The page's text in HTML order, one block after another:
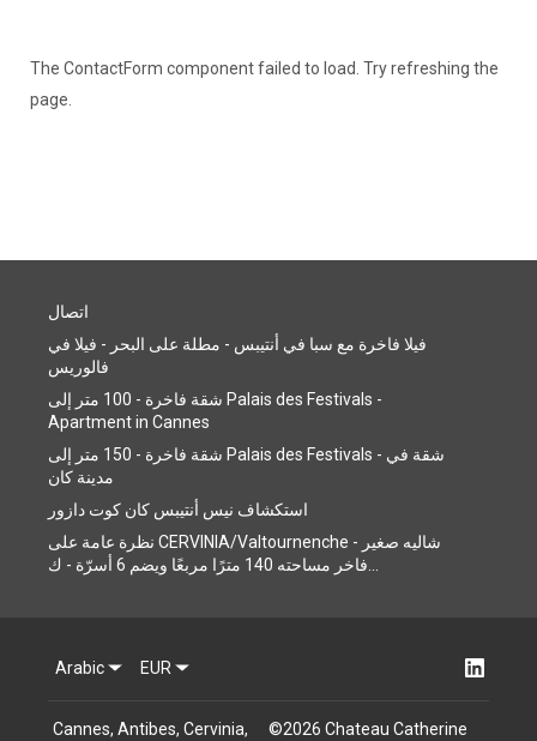
The ContactForm component failed to load. Try refreshing the
page.
اتصال
فيلا فاخرة مع سبا في أنتيبس - مطلة على البحر - فيلا في
فالوريس
شقة فاخرة - 100 متر إلى Palais des Festivals -
Apartment in Cannes
شقة فاخرة - 150 متر إلى Palais des Festivals - شقة في
مدينة كان
استكشاف نيس أنتيبس كان كوت دازور
نظرة عامة على CERVINIA/Valtournenche - شاليه صغير
Arabic EUR
Cannes, Antibes, Cervinia, ©2026 Chateau Catherine